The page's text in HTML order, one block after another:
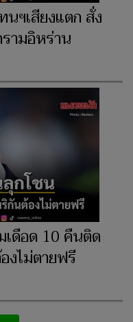
นฯเสียงแตก สั่ง
ามอิหร่าน
ดือด 10 คืนติด
ไม่ตายฟรี